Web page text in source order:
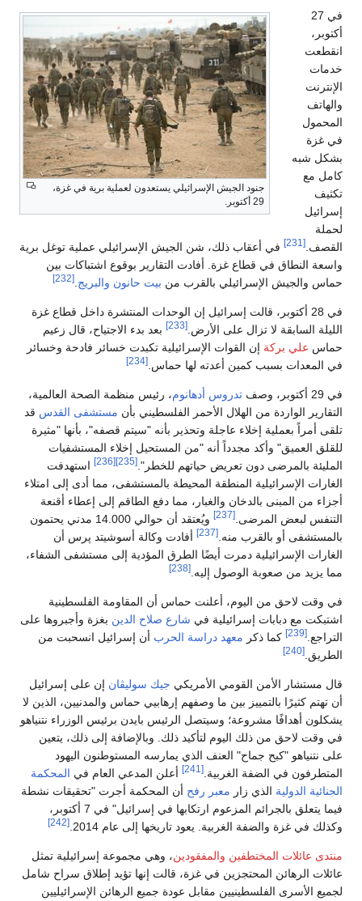
جنود الجيش الإسرائيلي يستعدون لعملية برية في غزة،
29 أكتوبر.
في 27
أكتوبر،
انقطعت
خدمات
الإنترنت
والهاتف
المحمول
في غزة
بشكل شبه
كامل مع
تكثيف
إسرائيل
لحملة
القصف.[231]
في أعقاب ذلك، شن الجيش الإسرائيلي عملية توغل برية
واسعة النطاق في قطاع غزة. أفادت التقارير بوقوع اشتباكات بين
حماس والجيش الإسرائيلي بالقرب من بيت حانون والبريج.
[232]
في 28 أكتوبر، قالت إسرائيل إن الوحدات المنتشرة داخل قطاع غزة
الليلة السابقة لا تزال على الأرض.[233]
بعد بدء الاجتياح، قال زعيم
حماس علي بركة إن القوات الإسرائيلية تكبدت خسائر فادحة وخسائر
في المعدات بسبب كمين أعدته لها حماس.[234]
في 29 أكتوبر، وصف تدروس أدهانوم، رئيس منظمة الصحة العالمية،
التقارير الواردة من الهلال الأحمر الفلسطيني بأن مستشفى القدس قد
تلقى أمراً بعملية إخلاء عاجلة وتحذير بأنه "سيتم قصفه"، بأنها "مثيرة
للقلق العميق" وأكد مجدداً أنه "من المستحيل إخلاء المستشفيات
المليئة بالمرضى دون تعريض حياتهم للخطر".[235]
[236]
استهدفت
الغارات الإسرائيلية المنطقة المحيطة بالمستشفى، مما أدى إلى امتلاء
أجزاء من المبنى بالدخان والغبار، مما دفع الطاقم إلى إعطاء أقنعة
التنفس لبعض المرضى.[237]
ويُعتقد أن حوالي 14.000 مدني يحتمون
بالمستشفى أو بالقرب منه.[237]
أفادت وكالة أسوشيتد پرس أن
الغارات الإسرائيلية دمرت أيضًا الطرق المؤدية إلى مستشفى الشفاء،
مما يزيد من صعوبة الوصول إليه.[238]
في وقت لاحق من اليوم، أعلنت حماس أن المقاومة الفلسطينية
اشتبكت مع دبابات إسرائيلية في شارع صلاح الدين بغزة وأجبروها على
التراجع.[239] كما ذكر معهد دراسة الحرب أن إسرائيل انسحبت من
الطريق.[240]
قال مستشار الأمن القومي الأمريكي جيك سوليڤان إن على إسرائيل
أن تهتم كثيرًا بالتمييز بين ما وصفهم إرهابيي حماس والمدنيين، الذين لا
يشكلون أهدافًا مشروعة؛ وسيتصل الرئيس بايدن برئيس الوزراء نتنياهو
في وقت لاحق من ذلك اليوم لتأكيد ذلك. وبالإضافة إلى ذلك، يتعين
على نتنياهو "كبح جماح" العنف الذي يمارسه المستوطنون اليهود
المتطرفون في الضفة الغربية.[241] أعلن المدعي العام في المحكمة
الجنائية الدولية الذي زار معبر رفح أن المحكمة أجرت "تحقيقات نشطة
فيما يتعلق بالجرائم المزعوم ارتكابها في إسرائيل" في 7 أكتوبر،
وكذلك في غزة والضفة الغربية. يعود تاريخها إلى عام 2014.
[242]
منتدى عائلات المختطفين والمفقودين، وهي مجموعة إسرائيلية تمثل
عائلات الرهائن المحتجزين في غزة، قالت إنها تؤيد إطلاق سراح شامل
لجميع الأسرى الفلسطينيين مقابل عودة جميع الرهائن الإسرائيليين